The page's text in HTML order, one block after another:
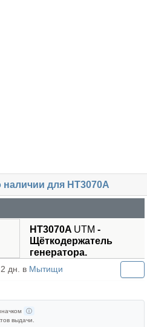
для HT3070A
HT3070A UTM-
Щёткодержатель
генератора.
2 дн. в Мытищи
ⓘ
выдачи